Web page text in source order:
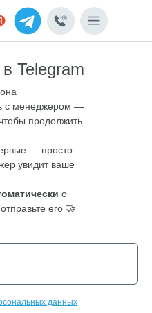
Telegram
с менеджером —
чтобы продолжить
— просто
увидит ваше
с
его 🤝
данных